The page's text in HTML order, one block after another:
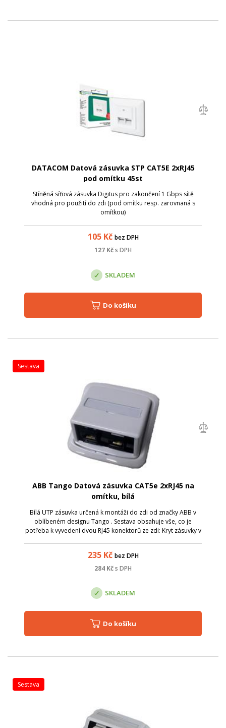
DATACOM Datová zásuvka STP CAT5E 2xRJ45
pod omítku 45st
Stíněná síťová zásuvka Digitus pro zakončení 1 Gbps sítě
vhodná pro použití do zdi (pod omítku resp. zarovnaná s
omítkou)
105Kč bez DPH
127 Kčs DPH
SKLADEM
Do košíku
ABB Tango Datová zásuvka CAT5e 2xRJ45 na
omítku, bílá
Bílá UTP zásuvka určená k montáži do zdi od značky ABB v
oblíbeném designu Tango . Sestava obsahuje vše, co je
potřeba k vyvedení dvou RJ45 konektorů ze zdi: Kryt zásuvky v
235Kč bez DPH
284 Kčs DPH
sestava
SKLADEM
Do košíku
sestava